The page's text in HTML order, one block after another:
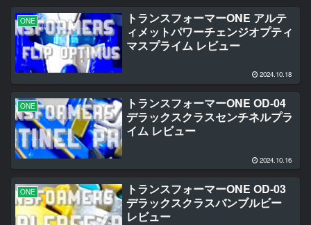
ONE
トランスフォーマーONE アルテ
ィメットパワーチェンジオプティ
マスプライム レビュー
2024.10.18
ONE
トランスフォーマーONE OD-04
デラックスクラスセンチネルプラ
イム レビュー
2024.10.16
ONE
トランスフォーマーONE OD-03
デラックスクラスバンブルビー
レビュー